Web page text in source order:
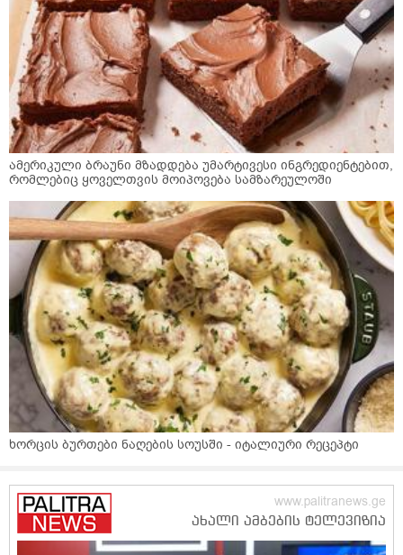
ამერიკული ბრაუნი მზადდება უმარტივესი ინგრედიენტებით,
რომლებიც ყოველთვის მოიპოვება სამზარეულოში
ხორცის ბურთები ნაღების სოუსში - იტალიური რეცეპტი